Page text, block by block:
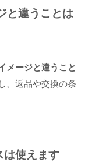
と違うことは
メージと違うこと
、返品や交換の条
は使えます